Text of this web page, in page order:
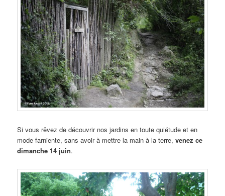
Si vous rêvez de découvrir nos jardins en toute quiétude et en
mode farniente, sans avoir à mettre la main à la terre,venez ce
dimanche 14 juin.